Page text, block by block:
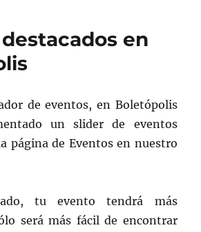
a
rt
ir
en
de eventos, en Boletópolis
un slider de eventos
página de Eventos en nuestro
tu evento tendrá más
será más fácil de encontrar